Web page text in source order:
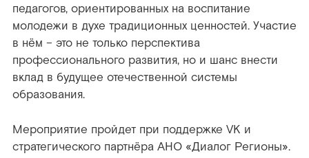
педагогов, ориентированных на воспитание
молодежи в духе традиционных ценностей. Участие
в нём – это не только перспектива
профессионального развития, но и шанс внести
вклад в будущее отечественной системы
образования.
Мероприятие пройдет при поддержке VK и
стратегического партнёра АНО «Диалог Регионы».